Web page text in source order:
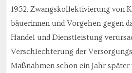
1952. Zwangskollektivierung von
bäuerinnen und Vorgehen gegen
Handel und Dienstleistung
Verschlechterung der
Maßnahmen schon ein Jahr später